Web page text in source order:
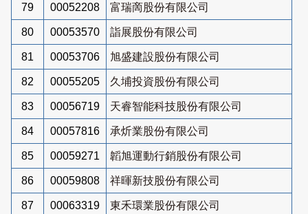
79 00052208 富瑞啇股份有限公司
80 00053570 詣展股份有限公司
81 00053706 旭盛建設股份有限公司
82 00055205 久埔投資股份有限公司
83 00056719 天睿智能科技股份有限公司
84 00057816 承炘業股份有限公司
85 00059271 韜旭運動行銷股份有限公司
86 00059808 祥暉新技股份有限公司
87 00063319 東禾環業股份有限公司